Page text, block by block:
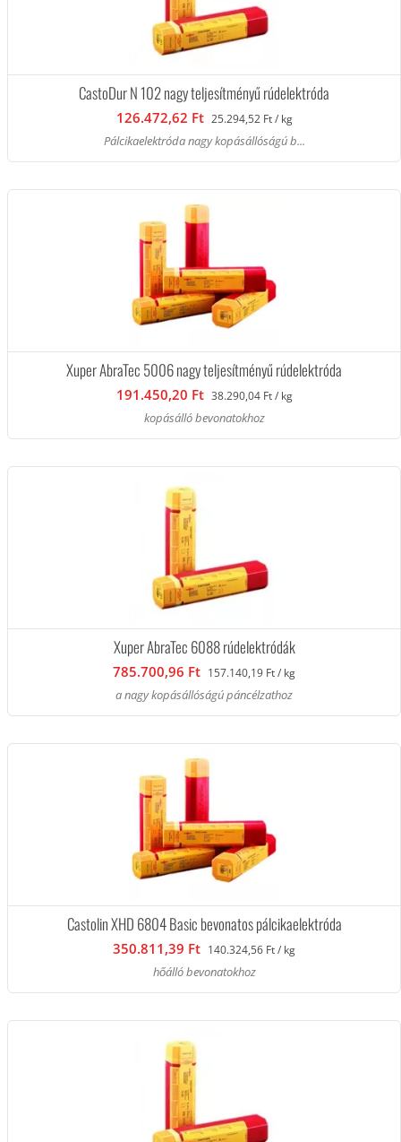
CastoDur N 102 nagy teljesítményű rúdelektróda
126.472,62 Ft 25.294,52 Ft / kg
Pálcikaelektróda nagy kopásállóságú b...
Xuper AbraTec 5006 nagy teljesítményű rúdelektróda
191.450,20 Ft 38.290,04 Ft / kg
kopásálló bevonatokhoz
Xuper AbraTec 6088 rúdelektródák
785.700,96 Ft 157.140,19 Ft / kg
a nagy kopásállóságú páncélzathoz
Castolin XHD 6804 Basic bevonatos pálcikaelektróda
350.811,39 Ft 140.324,56 Ft / kg
hőálló bevonatokhoz